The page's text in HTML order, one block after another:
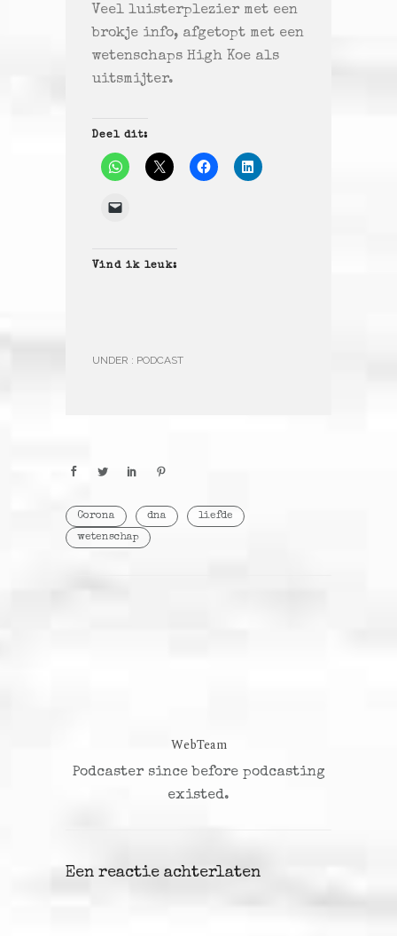
Veel luisterplezier met een
brokje info, afgetopt met een
wetenschaps High Koe als
uitsmijter.
Deel dit:
Vind ik leuk:
UNDER : PODCAST
Corona dna
liefde
wetenschap
WebTeam
Podcaster since before podcasting
existed.
Een reactie achterlaten